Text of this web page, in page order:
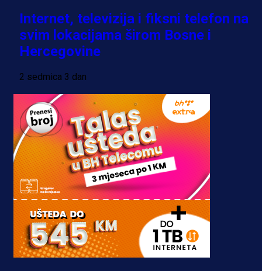
Internet, televizija i fiksni telefon na
svim lokacijama širom Bosne i
Hercegovine
2 sedmica 3 dan